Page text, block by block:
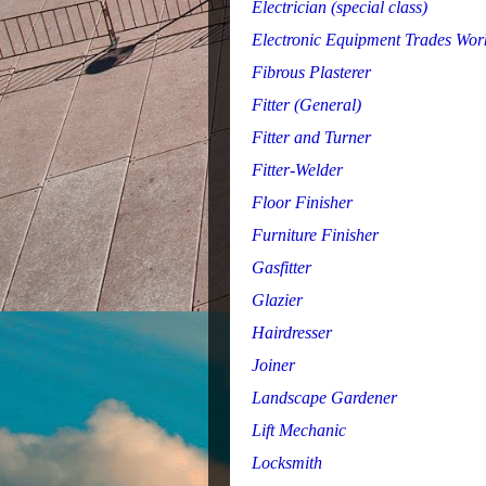
Electrician (special class)
Electronic Equipment Trades
Fibrous Plasterer
Fitter (General)
Fitter and Turner
Fitter-Welder
Floor Finisher
Furniture Finisher
Gasfitter
Glazier
Hairdresser
Joiner
Landscape Gardener
Lift Mechanic
Locksmith